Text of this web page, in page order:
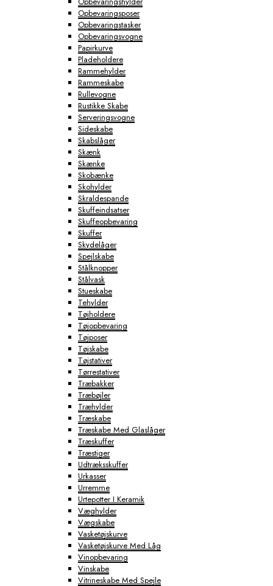
Opbevaringsposer
Opbevaringstasker
Opbevaringsvogne
Papirkurve
Pladeholdere
Rammehylder
Rammeskabe
Rullevogne
Rustikke Skabe
Serveringsvogne
Sideskabe
Skabslåger
Skænk
Skænke
Skobænke
Skohylder
Skraldespande
Skuffeindsatser
Skuffeopbevaring
Skuffer
Skydelåger
Spejlskabe
Stålknopper
Stålvask
Stueskabe
Tehylder
Tøjholdere
Tøjopbevaring
Tøjposer
Tøjskabe
Tøjstativer
Tørrestativer
Træbakker
Træbøjler
Træhylder
Træskabe
Træskabe Med Glaslåger
Træskuffer
Træstiger
Udtræksskuffer
Urkasser
Urremme
Urtepotter I Keramik
Væghylder
Vægskabe
Vasketøjskurve
Vasketøjskurve Med Låg
Vinopbevaring
Vinskabe
Vitrineskabe Med Spejle